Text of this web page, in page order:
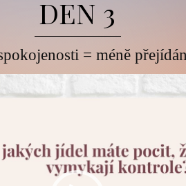
DEN 3
= méně